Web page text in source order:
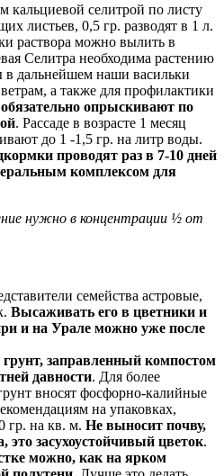
кальциевой селитрой по листу
листьев, 0,5 гр. разводят в 1 л.
раствора можно вылить в
Селитра необходима растению
в дальнейшем наши васильки
а также для профилактики
опрыскивают по
. Рассаде в возрасте 1 месяц
до 1 -1,5 гр. на литр воды.
проводят раз в 7-10 дней
комплексом для
нужно в концентрации ½ от
семейства астровые,
Высаживать его в цветники и
и на Урале можно уже после
грунт, заправленный компостом
давности. Для более
вносят фосфорно-калийные
на упаковках,
гр. на кв. м. Не выносит почву,
это засухоустойчивый цветок.
можно, как на ярком